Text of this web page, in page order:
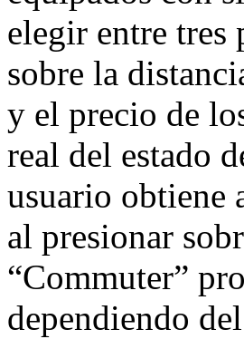
elegir entre tres
sobre la
y el precio de
real del estado
usuario obtiene
al presionar
“Commuter”
dependiendo